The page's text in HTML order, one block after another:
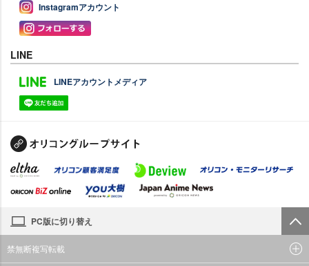
Instagramアカウント
LINE
LINEアカウントメディア
PC版に切り替え
禁無断複写転載